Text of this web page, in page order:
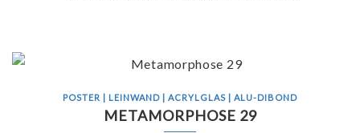
POSTER | LEINWAND | ACRYLGLAS | ALU-DIBOND
METAMORPHOSE 29